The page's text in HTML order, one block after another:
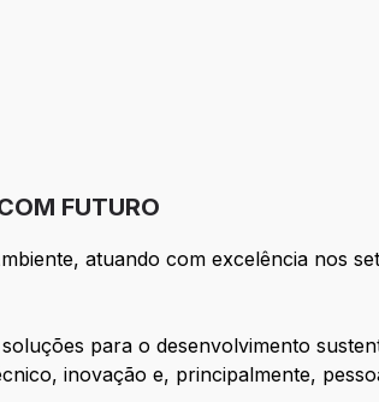
FUTURO
atuando com excelência nos
para o desenvolvimento
inovação e, principalmente,